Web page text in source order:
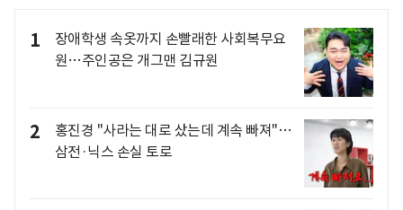
1
장애학생 속옷까지 손빨래한 사회복무요
원…주인공은 개그맨 김규원
2
홍진경 "사라는 대로 샀는데 계속 빠져"…
삼전·닉스 손실 토로